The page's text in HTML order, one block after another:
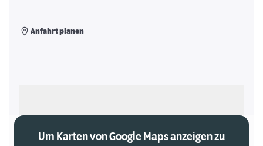
Anfahrt planen
Um Karten von Google Maps anzeigen zu